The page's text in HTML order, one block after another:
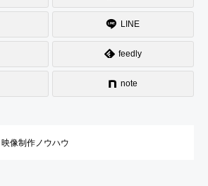
LINE
feedly
note
映像制作ノウハウ